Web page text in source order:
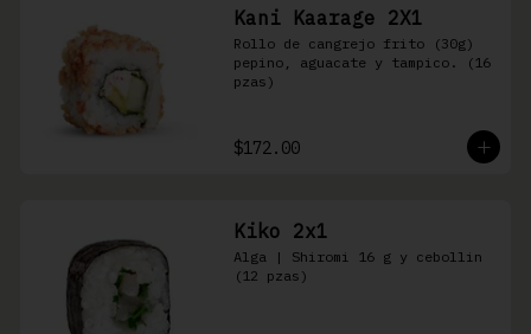
Kani Kaarage 2X1
Rollo de cangrejo frito (30g)
pepino, aguacate y tampico. (16
pzas)
$172.00
Kiko 2x1
Alga | Shiromi 16 g y cebollin
(12 pzas)